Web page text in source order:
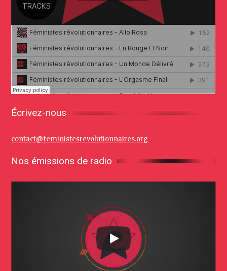
Écrivez-nous
contact@feministesrevolutionnaires.org
Nos émissions de radio